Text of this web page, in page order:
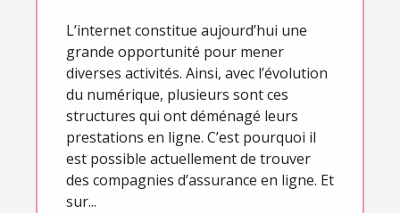
L’internet constitue aujourd’hui une
grande opportunité pour mener
diverses activités. Ainsi, avec l’évolution
du numérique, plusieurs sont ces
structures qui ont déménagé leurs
prestations en ligne. C’est pourquoi il
est possible actuellement de trouver
des compagnies d’assurance en ligne. Et
sur...